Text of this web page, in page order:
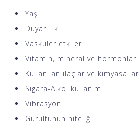
Yaş
Duyarlılık
Vasküler etkiler
Vitamin, mineral ve hormonlar
Kullanılan ilaçlar ve kimyasallar
Sigara-Alkol kullanımı
Vibrasyon
Gürültünün niteliği